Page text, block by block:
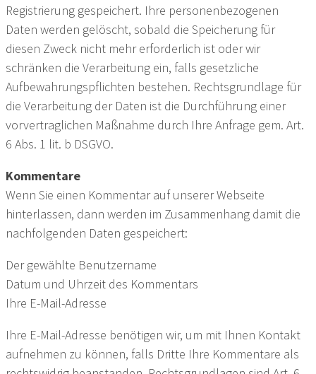
Registrierung gespeichert. Ihre personenbezogenen
Daten werden gelöscht, sobald die Speicherung für
diesen Zweck nicht mehr erforderlich ist oder wir
schränken die Verarbeitung ein, falls gesetzliche
Aufbewahrungspflichten bestehen. Rechtsgrundlage für
die Verarbeitung der Daten ist die Durchführung einer
vorvertraglichen Maßnahme durch Ihre Anfrage gem. Art.
6 Abs. 1 lit. b DSGVO.
Kommentare
Wenn Sie einen Kommentar auf unserer Webseite
hinterlassen, dann werden im Zusammenhang damit die
nachfolgenden Daten gespeichert:
Der gewählte Benutzername
Datum und Uhrzeit des Kommentars
Ihre E-Mail-Adresse
Ihre E-Mail-Adresse benötigen wir, um mit Ihnen Kontakt
aufnehmen zu können, falls Dritte Ihre Kommentare als